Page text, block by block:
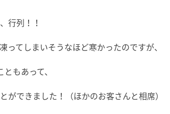
行列！！
ってしまいそうなほど寒かったのですが、
もあって、
ができました！（ほかのお客さんと相席）